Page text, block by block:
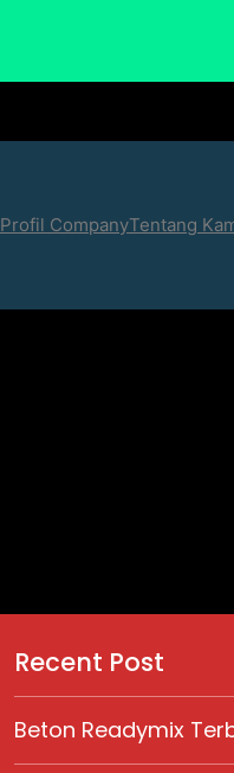
Profil CompanyTentang
Recent Post
Beton Readymix